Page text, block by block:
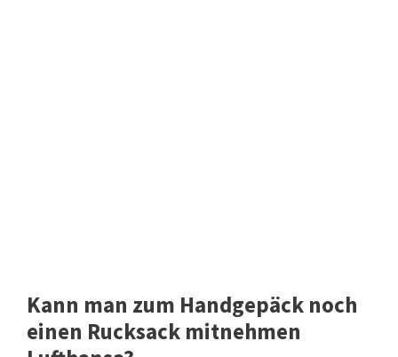
Kann man zum Handgepäck noch
einen Rucksack mitnehmen